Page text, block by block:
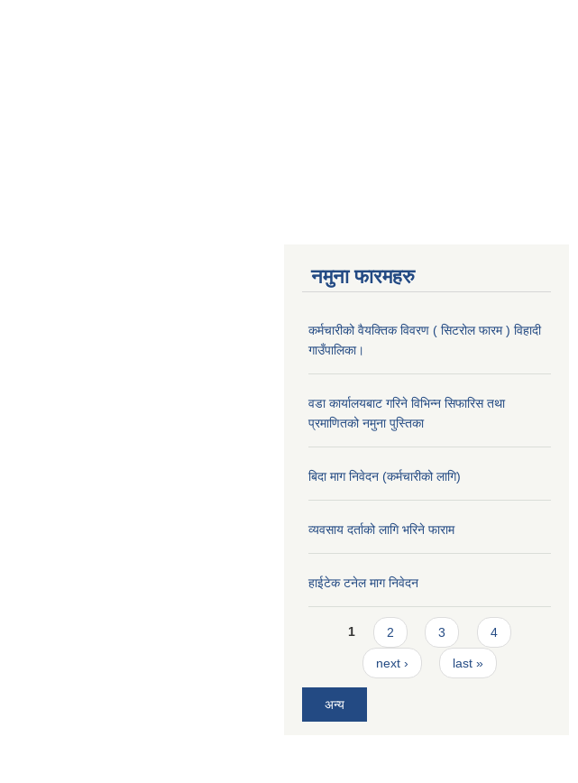
नमुना फारमहरु
कर्मचारीको वैयक्तिक विवरण ( सिटरोल फारम ) विहादी
गाउँपालिका।
वडा कार्यालयबाट गरिने विभिन्न सिफारिस तथा
प्रमाणितको नमुना पुस्तिका
बिदा माग निवेदन (कर्मचारीको लागि)
व्यवसाय दर्ताको लागि भरिने फाराम
हाईटेक टनेल माग निवेदन
Pages
1 2 3 4
next › last »
अन्य